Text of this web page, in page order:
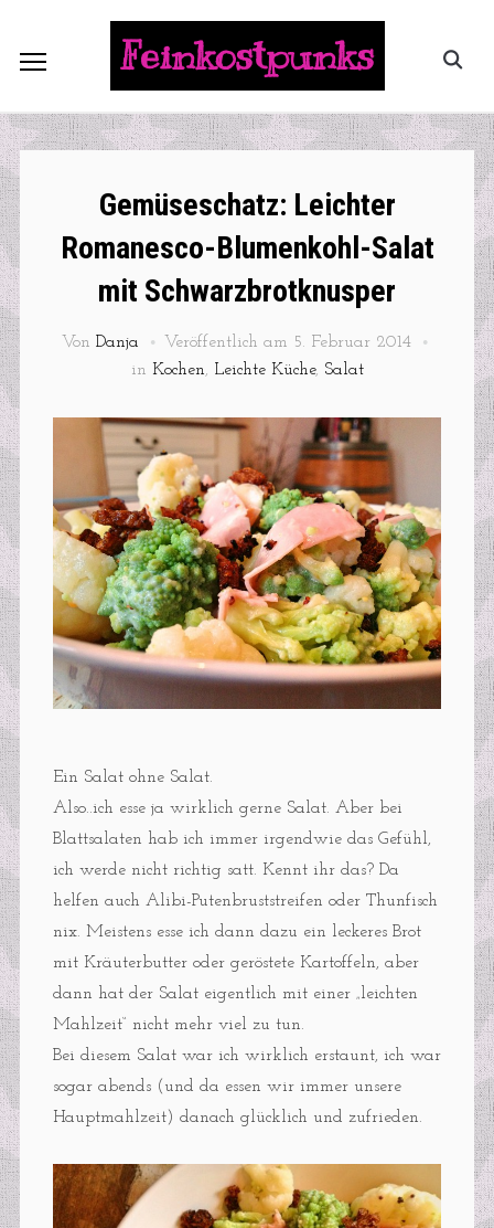
Feinkostpunks
Gemüseschatz: Leichter
Romanesco-Blumenkohl-Salat
mit Schwarzbrotknusper
Von Danja Veröffentlich am 5. Februar 2014
in Kochen, Leichte Küche, Salat
Ein Salat ohne Salat.
Also..ich esse ja wirklich gerne Salat. Aber bei
Blattsalaten hab ich immer irgendwie das Gefühl,
ich werde nicht richtig satt. Kennt ihr das? Da
helfen auch Alibi-Putenbruststreifen oder Thunfisch
nix. Meistens esse ich dann dazu ein leckeres Brot
mit Kräuterbutter oder geröstete Kartoffeln, aber
dann hat der Salat eigentlich mit einer „leichten
Mahlzeit“ nicht mehr viel zu tun.
Bei diesem Salat war ich wirklich erstaunt, ich war
sogar abends (und da essen wir immer unsere
Hauptmahlzeit) danach glücklich und zufrieden.